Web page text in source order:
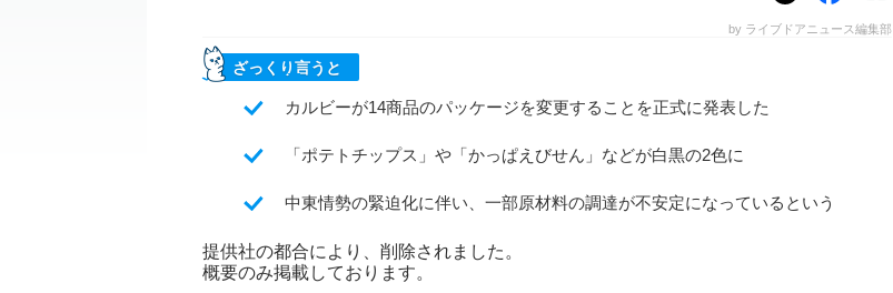
by ライブドアニュース編集部
ざっくり言うと
カルビーが14商品のパッケージを変更することを正式に発表した
「ポテトチップス」や「かっぱえびせん」などが白黒の2色に
中東情勢の緊迫化に伴い、一部原材料の調達が不安定になっているという
提供社の都合により、削除されました。
概要のみ掲載しております。